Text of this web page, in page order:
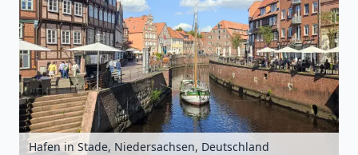
Hafen in Stade, Niedersachsen, Deutschland